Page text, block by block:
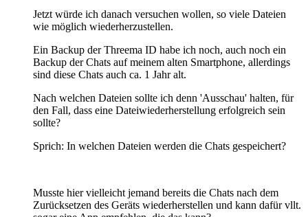
Jetzt würde ich danach versuchen wollen, so viele Dateien
wie möglich wiederherzustellen.
Ein Backup der Threema ID habe ich noch, auch noch ein
Backup der Chats auf meinem alten Smartphone, allerdings
sind diese Chats auch ca. 1 Jahr alt.
Nach welchen Dateien sollte ich denn 'Ausschau' halten, für
den Fall, dass eine Dateiwiederherstellung erfolgreich sein
sollte?
Sprich: In welchen Dateien werden die Chats gespeichert?
Musste hier vielleicht jemand bereits die Chats nach dem
Zurücksetzen des Geräts wiederherstellen und kann dafür vllt.